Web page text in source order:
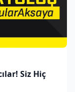
Siz Hiç